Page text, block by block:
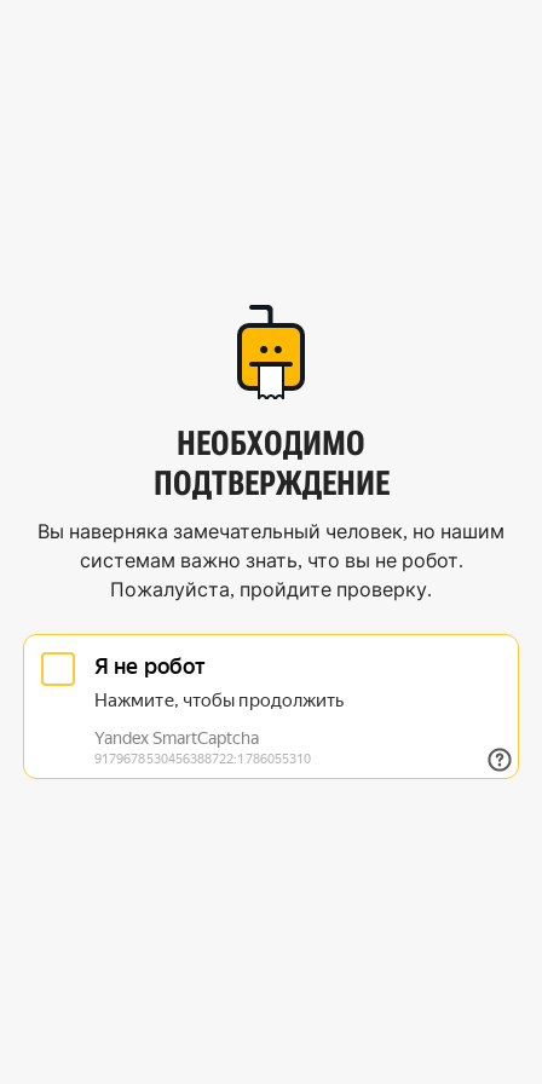
НЕОБХОДИМО
ПОДТВЕРЖДЕНИЕ
Вы наверняка замечательный человек, но нашим
системам важно знать, что вы не робот.
Пожалуйста, пройдите проверку.